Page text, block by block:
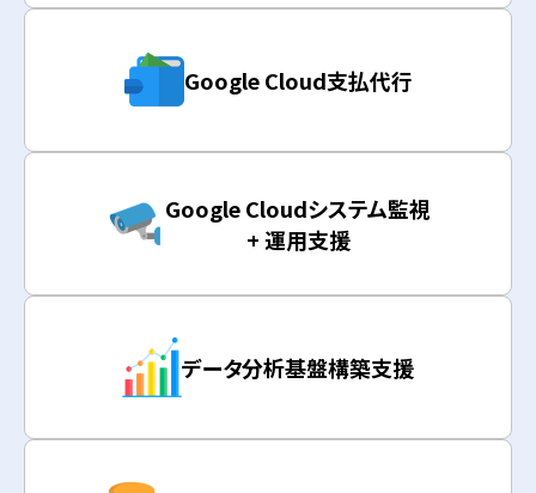
Google Cloud支払代行
Google Cloudシステム監視
+ 運用支援
データ分析基盤構築支援